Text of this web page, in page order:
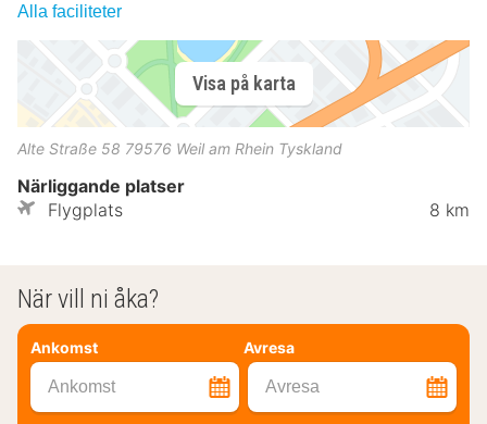
Alla faciliteter
Visa på karta
Alte Straße 58 79576 Weil am Rhein Tyskland
Närliggande platser
Flygplats
8 km
När vill ni åka?
Ankomst Avresa
Ankomst Avresa